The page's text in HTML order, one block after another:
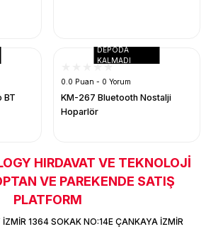
BT
DEPODA
KALMADI
0.0 Puan - 0 Yorum
KM-267 Bluetooth Nostalji
Hoparlör
HIRDAVAT VE TEKNOLOJİ
VE PAREKENDE SATIŞ
PLATFORM
1364 SOKAK NO:14E ÇANKAYA İZMİR